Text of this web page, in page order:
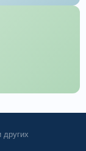
других